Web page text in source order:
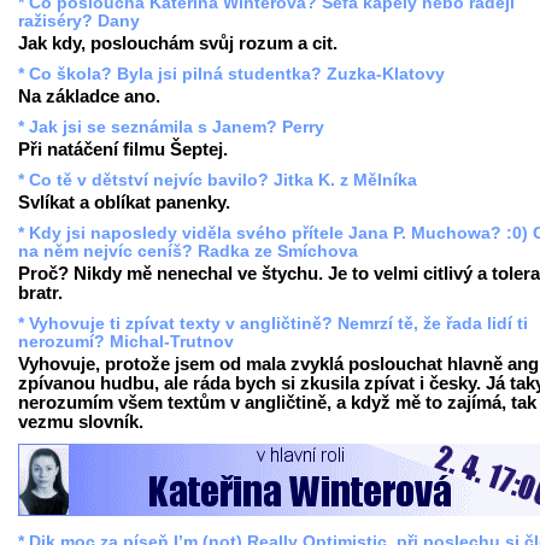
ražiséry? Dany
Jak kdy, poslouchám svůj rozum a cit.
* Co škola? Byla jsi pilná studentka? Zuzka-Klatovy
Na základce ano.
* Jak jsi se seznámila s Janem? Perry
Při natáčení filmu Šeptej.
* Co tě v dětství nejvíc bavilo? Jitka K. z Mělníka
Svlíkat a oblíkat panenky.
* Kdy jsi naposledy viděla svého přítele Jana P. Muchowa? :0)
na něm nejvíc ceníš? Radka ze Smíchova
Proč? Nikdy mě nenechal ve štychu. Je to velmi citlivý a
bratr.
* Vyhovuje ti zpívat texty v angličtině? Nemrzí tě, že řada lidí ti
nerozumí? Michal-Trutnov
Vyhovuje, protože jsem od mala zvyklá poslouchat hlavně
zpívanou hudbu, ale ráda bych si zkusila zpívat i česky. Já
nerozumím všem textům v angličtině, a když mě to zajímá, tak
vezmu slovník.